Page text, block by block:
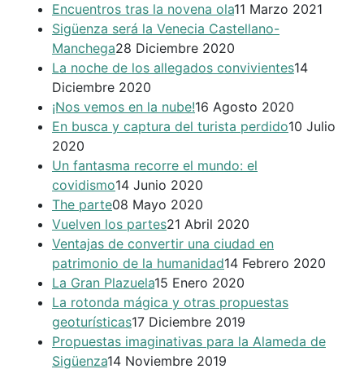
Encuentros tras la novena ola11 Marzo 2021
Sigüenza será la Venecia Castellano-
Manchega28 Diciembre 2020
La noche de los allegados convivientes14
Diciembre 2020
¡Nos vemos en la nube!16 Agosto 2020
En busca y captura del turista perdido10 Julio
2020
Un fantasma recorre el mundo: el
covidismo14 Junio 2020
The parte08 Mayo 2020
Vuelven los partes21 Abril 2020
Ventajas de convertir una ciudad en
patrimonio de la humanidad14 Febrero 2020
La Gran Plazuela15 Enero 2020
La rotonda mágica y otras propuestas
geoturísticas17 Diciembre 2019
Propuestas imaginativas para la Alameda de
Sigüenza14 Noviembre 2019